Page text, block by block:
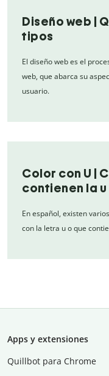
Diseño web |
tipos
El diseño web es el
web, que abarca su
usuario.
Color con U |
contienen la u
En español, existen
con la letra u o que
Apps y extensiones
Quillbot para Chrome